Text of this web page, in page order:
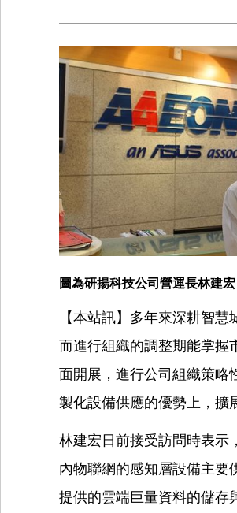
圖為研揚科技公司營運長林建宏
【本站訊】多年來深耕智
而進行組織的調整期能掌握
面開展，進行公司組織策略
製化設備供應的優勢上，擴
林建宏日前接受訪問時表示
內物聯網的感知層設備主要
提供的雲端巨量資料的儲存